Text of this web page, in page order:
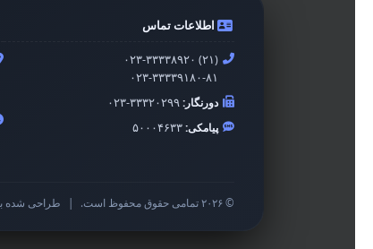
اطلاعات تماس
۰۲۳-۳۳۳۳۸۹۲۰ (۲۱)
۰۲۳-۳۳۳۳۹۱۸۰-۸۱
دورنگار:۰۲۳-۳۳۳۲۰۲۹۹
پیامکی:۵۰۰۰۴۶۳۳
© ۲۰۲۶ تمامی حقوق محفوظ است. طراحی شده